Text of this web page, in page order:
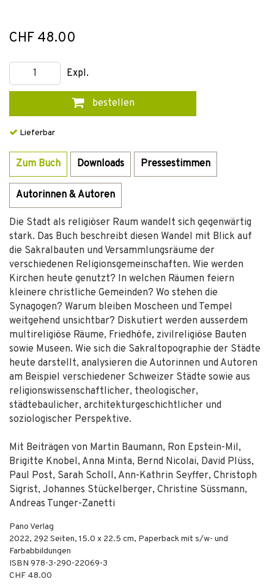
CHF 48.00
Expl.
bestellen
Lieferbar
Zum Buch Downloads Pressestimmen
Autorinnen & Autoren
Die Stadt als religiöser Raum wandelt sich gegenwärtig
stark. Das Buch beschreibt diesen Wandel mit Blick auf
die Sakralbauten und Versammlungsräume der
verschiedenen Religionsgemeinschaften. Wie werden
Kirchen heute genutzt? In welchen Räumen feiern
kleinere christliche Gemeinden? Wo stehen die
Synagogen? Warum bleiben Moscheen und Tempel
weitgehend unsichtbar? Diskutiert werden ausserdem
multireligiöse Räume, Friedhöfe, zivilreligiöse Bauten
sowie Museen. Wie sich die Sakraltopographie der Städte
heute darstellt, analysieren die Autorinnen und Autoren
am Beispiel verschiedener Schweizer Städte sowie aus
religionswissenschaftlicher, theologischer,
städtebaulicher, architekturgeschichtlicher und
soziologischer Perspektive.
Mit Beiträgen von Martin Baumann, Ron Epstein-Mil,
Brigitte Knobel, Anna Minta, Bernd Nicolai, David Plüss,
Paul Post, Sarah Scholl, Ann-Kathrin Seyffer, Christoph
Sigrist, Johannes Stückelberger, Christine Süssmann,
Andreas Tunger-Zanetti
Pano Verlag
2022, 292 Seiten, 15.0 x 22.5 cm, Paperback mit s/w- und
Farbabbildungen
ISBN 978-3-290-22069-3
CHF 48.00